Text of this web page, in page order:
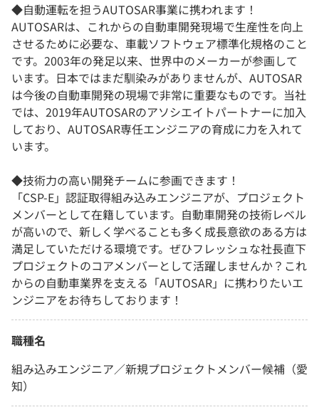
◆自動運転を担うAUTOSAR事業に携われます！
AUTOSARは、これからの自動車開発現場で生産性を向上
させるために必要な、車載ソフトウェア標準化規格のこと
です。2003年の発足以来、世界中のメーカーが参画して
います。日本ではまだ馴染みがありませんが、AUTOSAR
は今後の自動車開発の現場で非常に重要なものです。当社
では、2019年AUTOSARのアソシエイトパートナーに加入
しており、AUTOSAR専任エンジニアの育成に力を入れて
います。
◆技術力の高い開発チームに参画できます！
「CSP-E」認証取得組み込みエンジニアが、プロジェクト
メンバーとして在籍しています。自動車開発の技術レベル
が高いので、新しく学べることも多く成長意欲のある方は
満足していただける環境です。ぜひフレッシュな社長直下
プロジェクトのコアメンバーとして活躍しませんか？これ
からの自動車業界を支える「AUTOSAR」に携わりたいエ
ンジニアをお待ちしております！
職種名
組み込みエンジニア／新規プロジェクトメンバー候補（愛
知）